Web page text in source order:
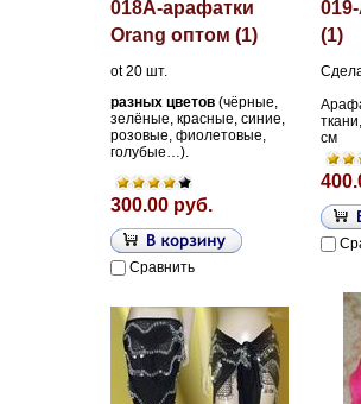
018A-арафатки
Orang оптом (1)
ot 20 шт.
разных цветов (чёрные,
зелёные, красные, синие,
розовые, фиолетовые,
голубые…).
300.00 руб.
Сравнить
(1)
см